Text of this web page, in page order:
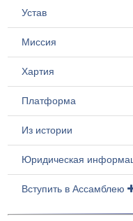
Устав
Миссия
Хартия
Платформа
Из истории
Юридическая
Вступить в Ассамблею